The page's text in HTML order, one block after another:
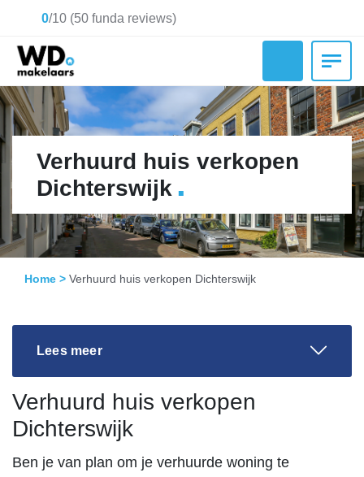
0/10 (50 funda reviews)
Verhuurd huis verkopen
Dichterswijk .
Home > Verhuurd huis verkopen Dichterswijk
Lees meer
Verhuurd huis verkopen
Dichterswijk
Ben je van plan om je verhuurde woning te